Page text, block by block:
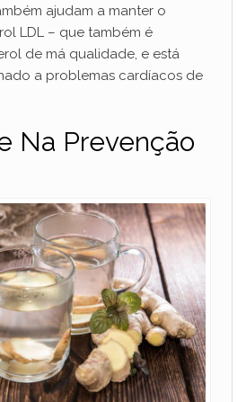
ajudam a manter o
LDL – que também é
de má qualidade, e está
a problemas cardíacos de
Na Prevenção